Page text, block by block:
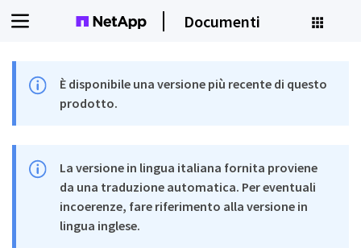
Documenti
È disponibile una versione più recente di questo
prodotto.
La versione in lingua italiana fornita proviene
da una traduzione automatica. Per eventuali
incoerenze, fare riferimento alla versione in
lingua inglese.